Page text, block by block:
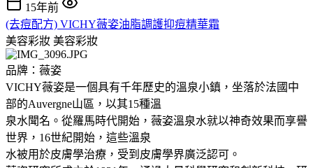
15年前
(去痘配方) VICHY薇姿油脂調護抑痘精華霜
美容彩妝 美容彩妝
品牌：薇姿
VICHY薇姿是一個具有千年歷史的溫泉小鎮，坐落於法國中
部的Auvergne山區，以其15種溫
泉水聞名。從羅馬時代開始，薇姿溫泉水就以神奇效果而享譽
世界，16世紀開始，這些溫泉
水被用於皮膚學治療，受到皮膚學界廣泛認可。